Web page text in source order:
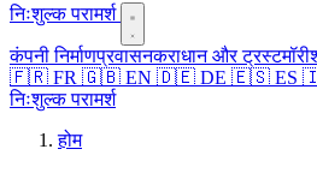
निःशुल्क परामर्श
कंपनी निर्माणप्रवासनकराधान और ट्रस्ट
🇫🇷 FR 🇬🇧 EN 🇩🇪 DE 🇪🇸 ES
निःशुल्क परामर्श
होम